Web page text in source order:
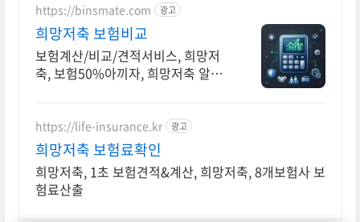
https://binsmate.com 광고
희망저축 보험비교
보험계산/비교/견적서비스, 희망저
축, 보험50%아끼자, 희망저축 알뜰
https://life-insurance.kr 광고
희망저축 보험료확인
희망저축, 1초 보험견적&계산, 희망저축, 8개보험사 보
험료산출